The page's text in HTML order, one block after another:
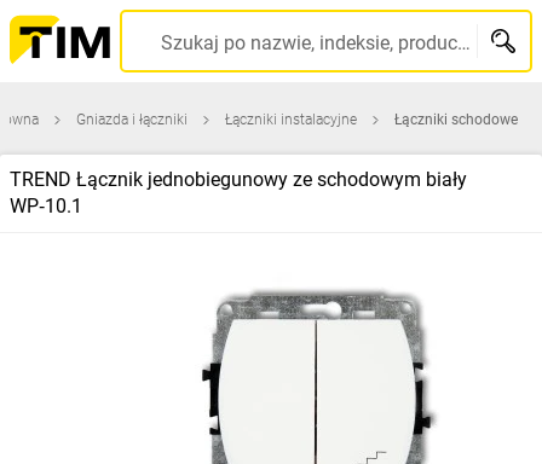
Szukaj po nazwie, indeksie, producencie, kodzie kreskowym...
Gniazda i łączniki Łączniki instalacyjne Łączniki schodowe
TREND Łącznik jednobiegunowy ze schodowym biały
WP‑10.1